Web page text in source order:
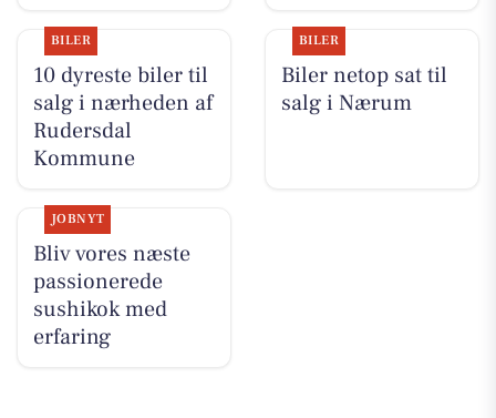
BILER
10 dyreste biler til
salg i nærheden af
Rudersdal
Kommune
BILER
Biler netop sat til
salg i Nærum
JOBNYT
Bliv vores næste
passionerede
sushikok med
erfaring